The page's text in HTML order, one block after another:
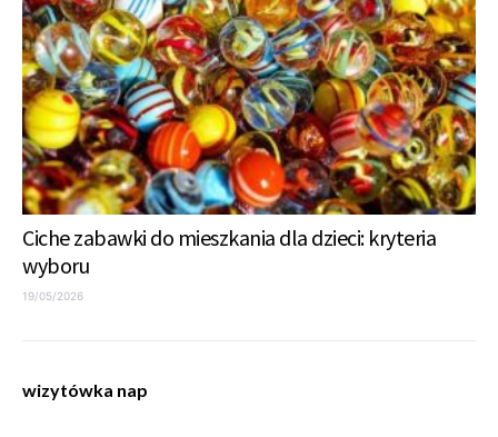
Ciche zabawki do mieszkania dla dzieci: kryteria
wyboru
19/05/2026
wizytówka nap